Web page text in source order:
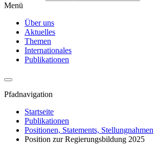
Menü
Über uns
Aktuelles
Themen
Internationales
Publikationen
Pfadnavigation
Startseite
Publikationen
Positionen, Statements, Stellungnahmen
Position zur Regierungsbildung 2025